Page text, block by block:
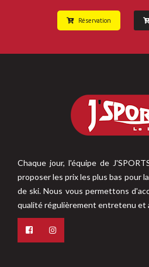
Réservation
Chaque jour, l'équipe de
proposer les prix les plus bas pour
de ski. Nous vous permettons
qualité régulièrement entretenu et